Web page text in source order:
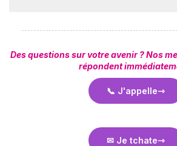
Des questions sur votre avenir ? Nos
répondent
📞 J'appelle
✉ Je tchate